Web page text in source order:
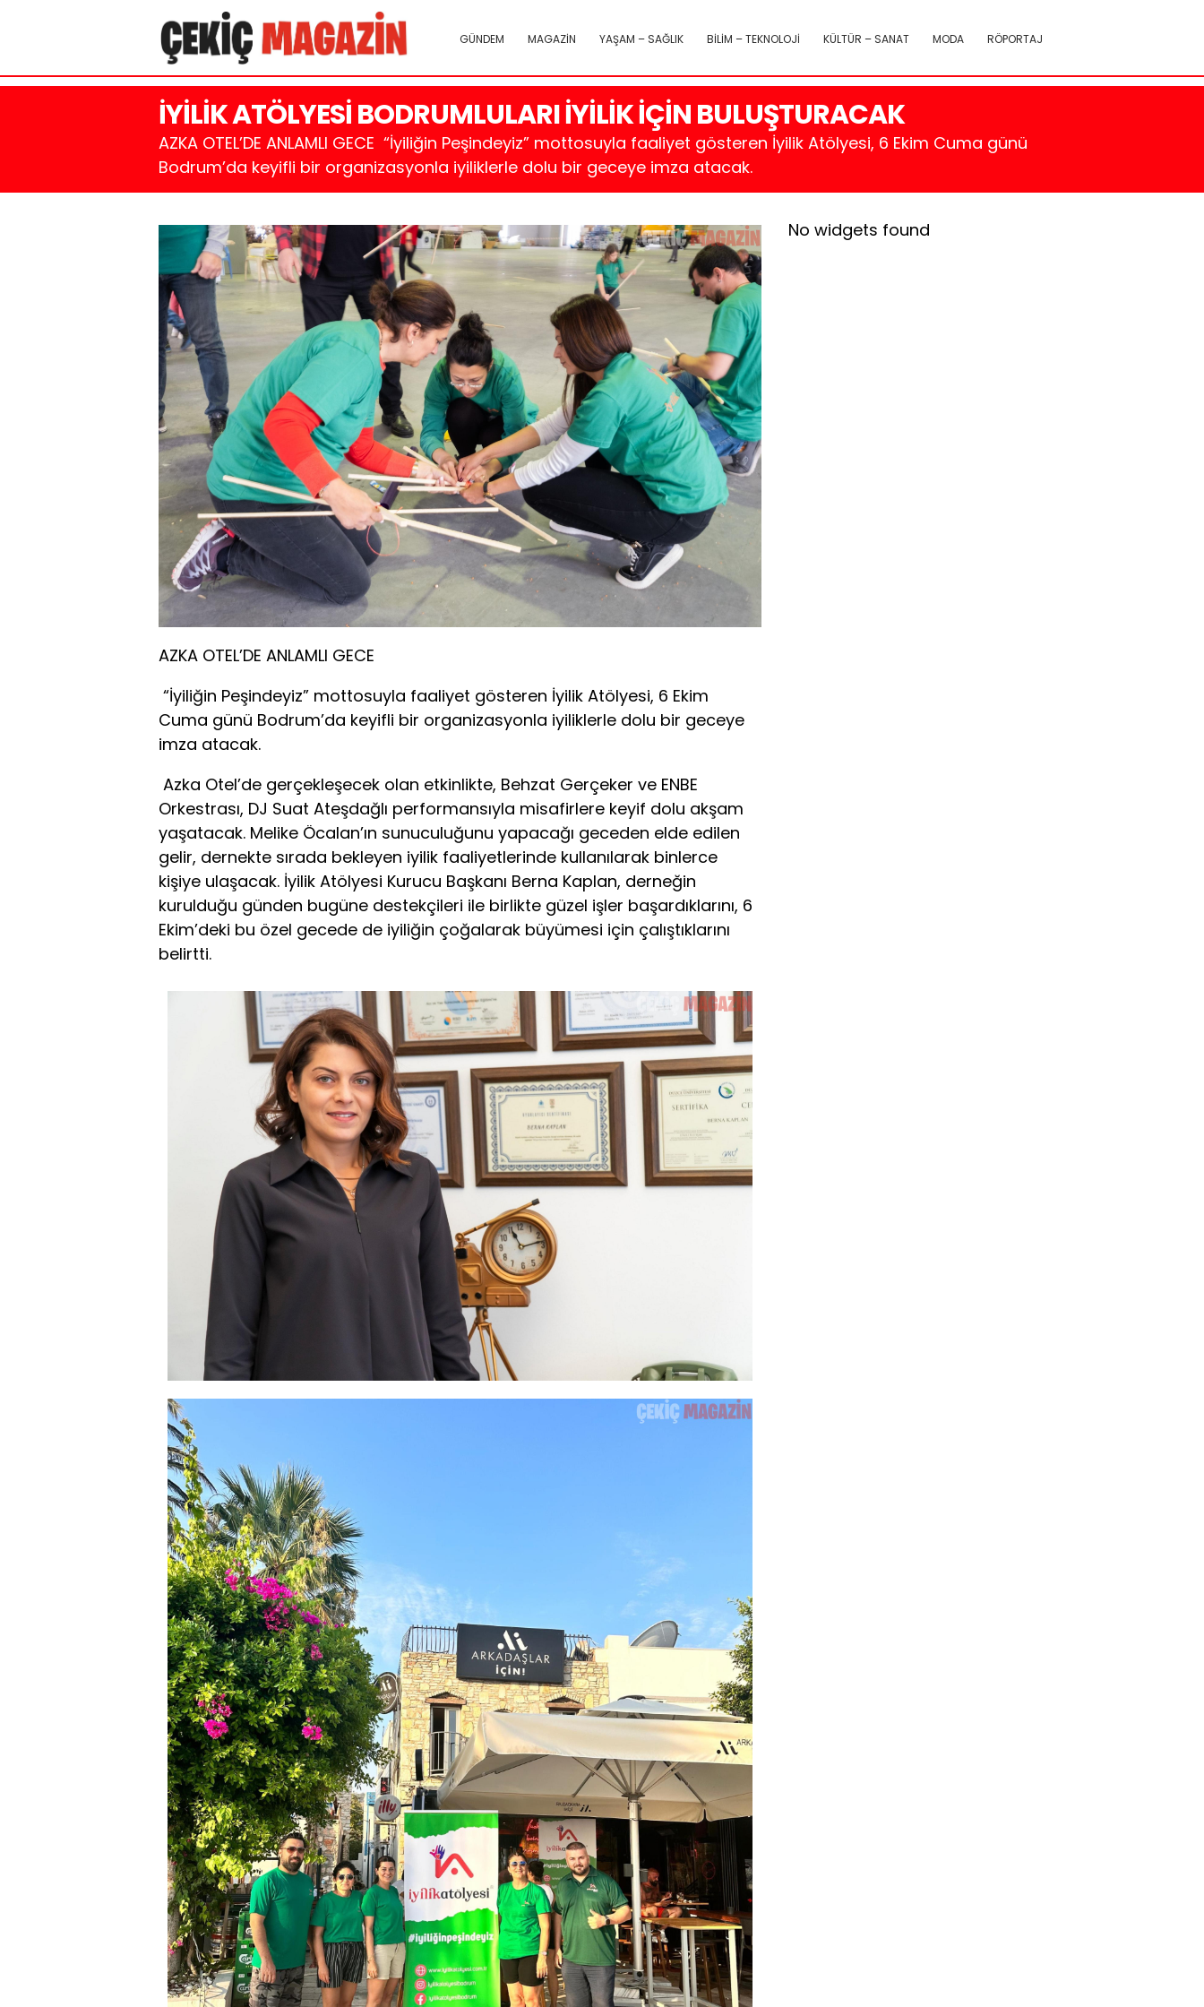
GÜNDEM MAGAZİN YAŞAM – SAĞLIK BİLİM – TEKNOLOJİ KÜLTÜR – SANAT MODA RÖPORTAJ
İYİLİK ATÖLYESİ BODRUMLULARI İYİLİK İÇİN BULUŞTURACAK
AZKA OTEL’DE ANLAMLI GECE “İyiliğin Peşindeyiz” mottosuyla faaliyet gösteren İyilik Atölyesi, 6 Ekim Cuma günü
Bodrum’da keyifli bir organizasyonla iyiliklerle dolu bir geceye imza atacak.
AZKA OTEL’DE ANLAMLI GECE
“İyiliğin Peşindeyiz” mottosuyla faaliyet gösteren İyilik Atölyesi, 6 Ekim
Cuma günü Bodrum’da keyifli bir organizasyonla iyiliklerle dolu bir geceye
imza atacak.
Azka Otel’de gerçekleşecek olan etkinlikte, Behzat Gerçeker ve ENBE
Orkestrası, DJ Suat Ateşdağlı performansıyla misafirlere keyif dolu akşam
yaşatacak. Melike Öcalan’ın sunuculuğunu yapacağı geceden elde edilen
gelir, dernekte sırada bekleyen iyilik faaliyetlerinde kullanılarak binlerce
kişiye ulaşacak. İyilik Atölyesi Kurucu Başkanı Berna Kaplan, derneğin
kurulduğu günden bugüne destekçileri ile birlikte güzel işler başardıklarını, 6
Ekim’deki bu özel gecede de iyiliğin çoğalarak büyümesi için çalıştıklarını
belirtti.
No widgets found